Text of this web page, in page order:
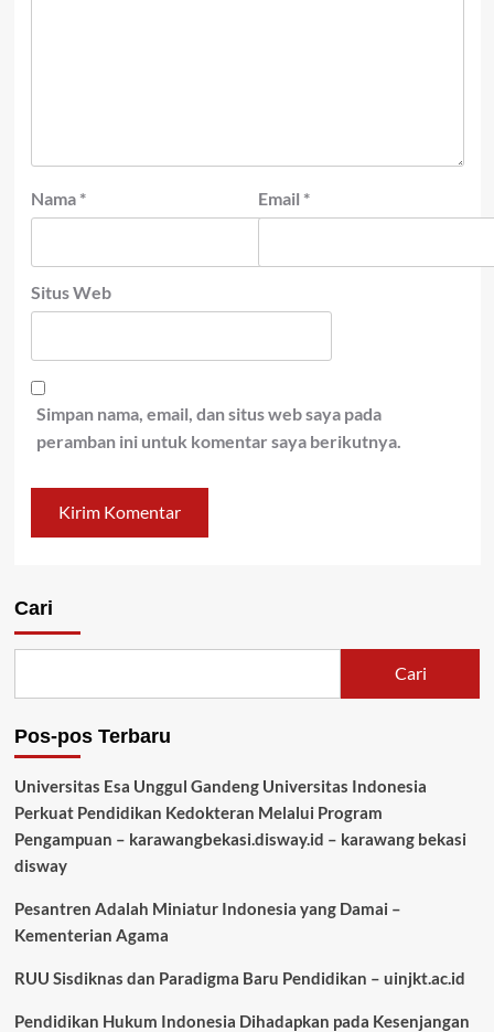
Nama * Email *
Situs Web
Simpan nama, email, dan situs web saya pada
peramban ini untuk komentar saya berikutnya.
Cari
Cari
Pos-pos Terbaru
Universitas Esa Unggul Gandeng Universitas Indonesia
Perkuat Pendidikan Kedokteran Melalui Program
Pengampuan – karawangbekasi.disway.id – karawang bekasi
disway
Pesantren Adalah Miniatur Indonesia yang Damai –
Kementerian Agama
RUU Sisdiknas dan Paradigma Baru Pendidikan – uinjkt.ac.id
Pendidikan Hukum Indonesia Dihadapkan pada Kesenjangan